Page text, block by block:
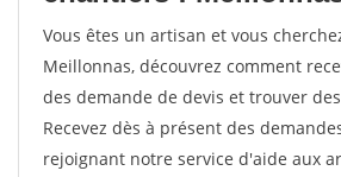
Vous êtes un artisan et vous
Meillonnas, découvrez comment
des demande de devis et trouver
Recevez dès à présent des
rejoignant notre service d'aide aux